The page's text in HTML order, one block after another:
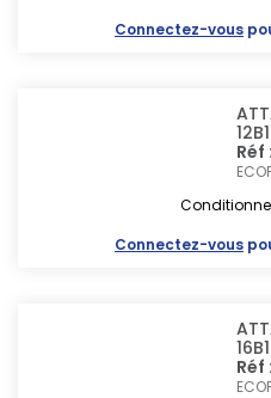
Connectez-vous
Réf
Connectez-vous
Réf